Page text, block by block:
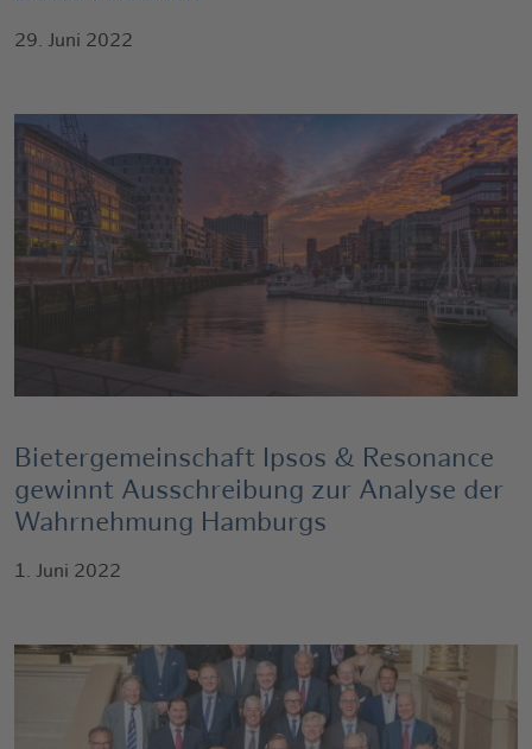
29. Juni 2022
Bietergemeinschaft Ipsos & Resonance
gewinnt Ausschreibung zur Analyse der
Wahrnehmung Hamburgs
1. Juni 2022